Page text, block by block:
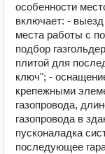
особенности
включает: ⁃
места работы с
подбор
плитой для
ключ"; ⁃
крепежными
газопровода,
газопровода в
пусконаладка
последующее